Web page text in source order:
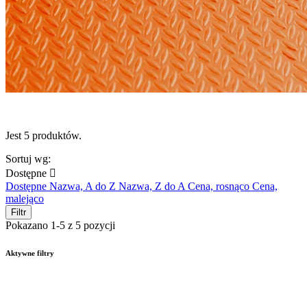
Jest 5 produktów.
Sortuj wg:
Dostępne 
Dostępne Nazwa, A do Z Nazwa, Z do ACena, rosnąco Cena,
malejąco
Filtr
Pokazano 1-5 z 5 pozycji
Aktywne filtry